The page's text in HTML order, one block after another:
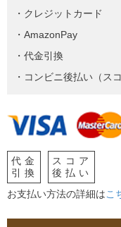
・クレジットカード
・AmazonPay
・代金引換
・コンビニ後払い（ス
代金
引換
スコア
後払い
お支払い方法の詳細はこ